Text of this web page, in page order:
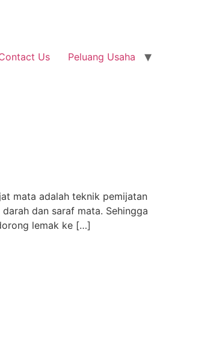
Us Peluang Usaha
mata adalah teknik pemijatan
dan saraf mata. Sehingga
lemak ke […]